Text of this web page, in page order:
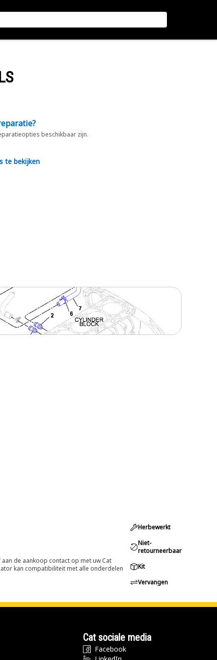
beschikbaar zijn.
te bekijken
de aankoop contact op met uw Cat
kan compatibiliteit met alle onderdelen
Herbewerkt
Niet-
retourneerbaar
Kit
Vervangen
Cat sociale media
Facebook